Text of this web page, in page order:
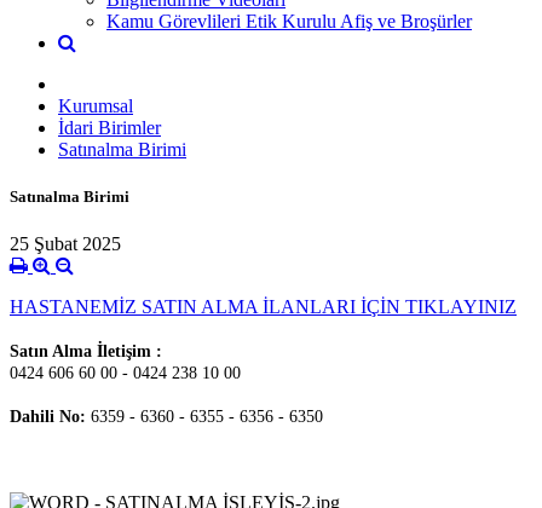
Kamu Görevlileri Etik Kurulu Afiş ve Broşürler
Kurumsal
İdari Birimler
Satınalma Birimi
Satınalma Birimi
25 Şubat 2025
HASTANEMİZ SATIN ALMA İLANLARI İÇİN TIKLAYINIZ
Satın Alma İletişim :
0424 606 60 00 - 0424 238 10 00
Dahili No: 6359 - 6360 - 6355 - 6356 - 6350